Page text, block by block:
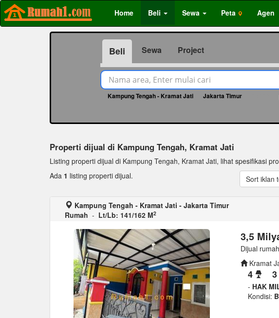
Home Beli Sewa Peta Agen
Beli Sewa Project
Kampung Tengah - Kramat Jati Jakarta Timur
Properti dijual di Kampung Tengah, Kramat Jati
Listing properti dijual di Kampung Tengah, Kramat Jati, lihat spesifikasi
Ada 1 listing properti dijual. Sort iklan
Kampung Tengah - Kramat Jati - Jakarta Timur
Rumah - Lt/Lb: 141/162 M2
3,5
Dijual
Kramat
4 3
- HAK
Kondisi: